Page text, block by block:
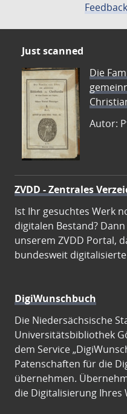
Feedback
Just scanned
Die
Autor:
ZVDD - Zentrales
Ist Ihr gesuchtes Werk
digitalen Bestand?
unserem ZVDD Portal,
bundesweit
DigiWunschbuch
Die Niedersächsische
Universitätsbibliothek
dem Service
Patenschaften für die
übernehmen.
die Digitalisierung Ihres